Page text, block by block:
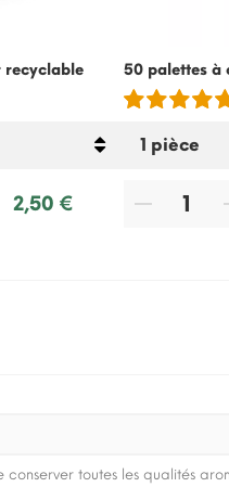
recyclable
2,50 €
50 palettes à
toutes les qualités